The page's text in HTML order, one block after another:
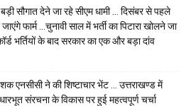
सौगात देने जा रहे सीएम धामी … दिसंबर से पहले
फार्म …चुनावी साल में भर्ती का पिटारा खोलने जा
भर्तियों के बाद सरकार का एक और बड़ा दांव
एनसीसी ने की शिष्टाचार भेंट … उत्तराखण्ड में
संरचना के विकास पर हुई महत्वपूर्ण चर्चा